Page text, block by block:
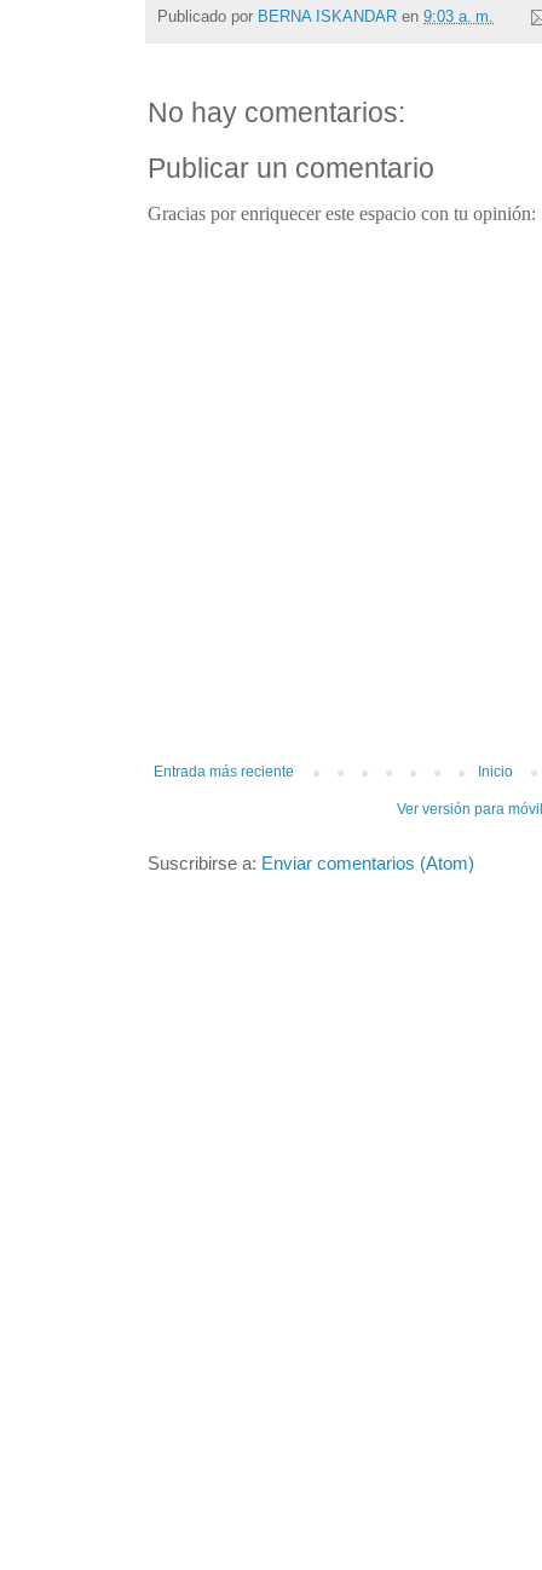
Publicado por BERNA ISKANDAR en 9:03 a. m.
No hay comentarios:
Publicar un comentario
Gracias por enriquecer este espacio con tu opinión:
Entrada más reciente Inicio
Ver versión para
Suscribirse a: Enviar comentarios (Atom)